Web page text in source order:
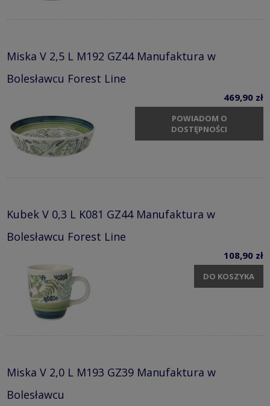
Miska V 2,5 L M192 GZ44 Manufaktura w
Bolesławcu Forest Line
469,90 zł
POWIADOM O
DOSTĘPNOŚCI
Kubek V 0,3 L K081 GZ44 Manufaktura w
Bolesławcu Forest Line
108,90 zł
DO KOSZYKA
Miska V 2,0 L M193 GZ39 Manufaktura w
Bolesławcu